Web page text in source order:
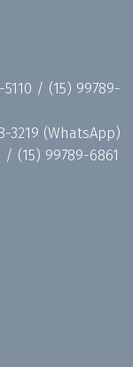
5110 / (15) 99789-
3219 (WhatsApp)
/ (15) 99789-6861